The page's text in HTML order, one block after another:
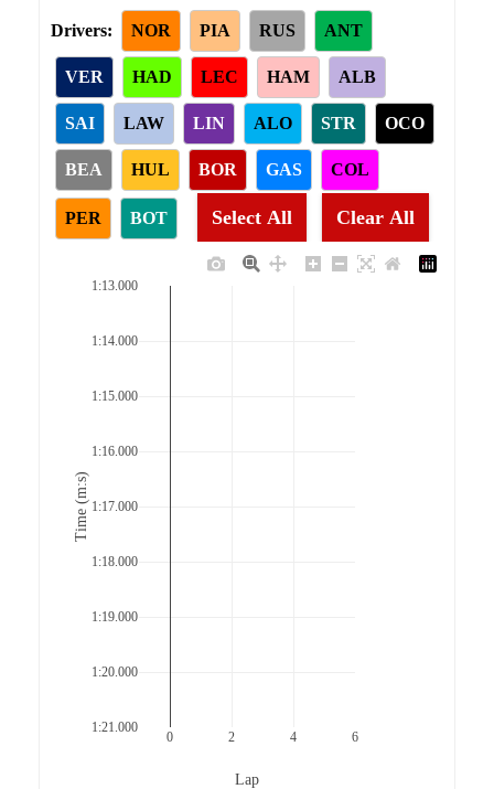
Drivers: NOR PIA RUS ANT
VER HAD LEC HAM ALB
SAI LAW LIN ALO STR OCO
BEA HUL BOR GAS COL
PER BOT Select All Clear All
0 2 4 6
1:13.000
1:14.000
1:15.000
1:16.000
1:17.000
1:18.000
1:19.000
1:20.000
1:21.000
Lap
Time (m:s)